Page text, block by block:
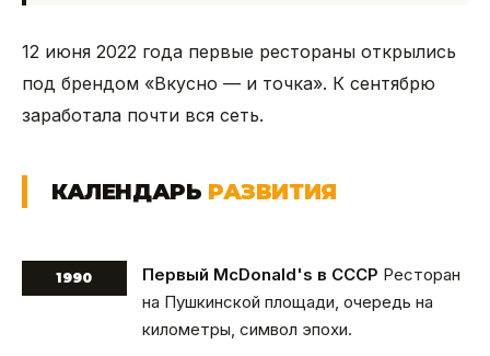
12 июня 2022 года первые рестораны открылись
под брендом «Вкусно — и точка». К сентябрю
заработала почти вся сеть.
КАЛЕНДАРЬ РАЗВИТИЯ
1990 Первый McDonald's в СССР Ресторан
на Пушкинской площади, очередь на
километры, символ эпохи.